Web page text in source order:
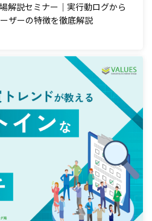
解説セミナー｜実行動ログから
ザーの特徴を徹底解説